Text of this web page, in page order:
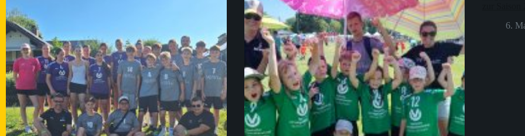
6.